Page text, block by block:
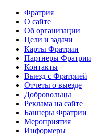
Фратрия
О сайте
Об организации
Цели и задачи
Карты Фратрии
Партнеры Фратрии
Контакты
Выезд с Фратрией
Отчеты о выезде
Добровольцы
Реклама на сайте
Баннеры Фратрии
Мероприятия
Информеры